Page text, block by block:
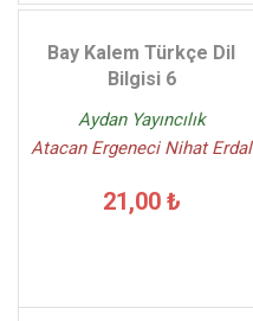
Bay Kalem Türkçe Dil
Bilgisi 6
Aydan Yayıncılık
Atacan Ergeneci Nihat Erdal
21,00 ₺